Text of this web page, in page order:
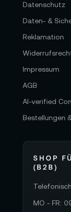
Datenschutz
Daten- &
Reklamation
Impressum
AGB
AI-verified
Bestellungen
SHOP
(B2B)
MO - FR: